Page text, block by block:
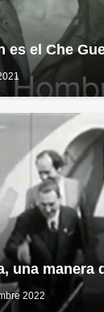
es el Che
una manera
2022